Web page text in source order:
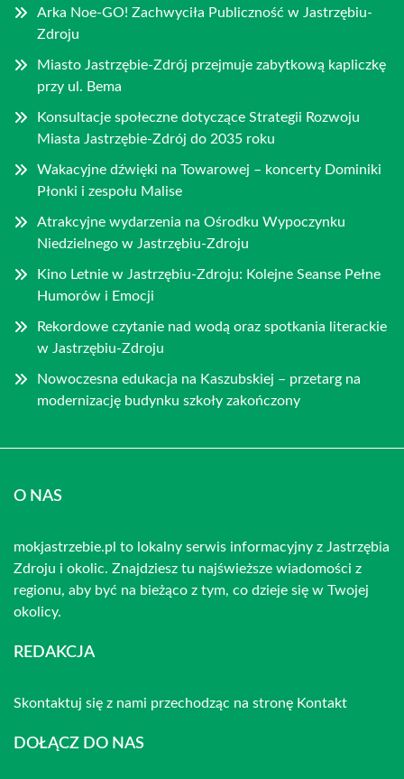
Arka Noe-GO! Zachwyciła Publiczność w Jastrzębiu-
Zdroju
Miasto Jastrzębie-Zdrój przejmuje zabytkową kapliczkę
przy ul. Bema
Konsultacje społeczne dotyczące Strategii Rozwoju
Miasta Jastrzębie-Zdrój do 2035 roku
Wakacyjne dźwięki na Towarowej – koncerty Dominiki
Płonki i zespołu Malise
Atrakcyjne wydarzenia na Ośrodku Wypoczynku
Niedzielnego w Jastrzębiu-Zdroju
Kino Letnie w Jastrzębiu-Zdroju: Kolejne Seanse Pełne
Humorów i Emocji
Rekordowe czytanie nad wodą oraz spotkania literackie
w Jastrzębiu-Zdroju
Nowoczesna edukacja na Kaszubskiej – przetarg na
modernizację budynku szkoły zakończony
O NAS
mokjastrzebie.pl to lokalny serwis informacyjny z Jastrzębia
Zdroju i okolic. Znajdziesz tu najświeższe wiadomości z
regionu, aby być na bieżąco z tym, co dzieje się w Twojej
okolicy.
REDAKCJA
Skontaktuj się z nami przechodząc na stronę Kontakt
DOŁĄCZ DO NAS